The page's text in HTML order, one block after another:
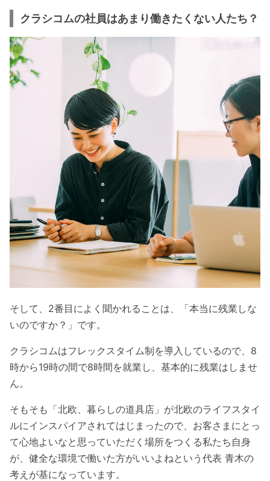
クラシコムの社員はあまり働きたくない人たち？
そして、2番目によく聞かれることは、「本当に残業しな
いのですか？」です。
クラシコムはフレックスタイム制を導入しているので、8
時から19時の間で8時間を就業し、基本的に残業はしませ
ん。
そもそも「北欧、暮らしの道具店」が北欧のライフスタイ
ルにインスパイアされてはじまったので、お客さまにとっ
て心地よいなと思っていただく場所をつくる私たち自身
が、健全な環境で働いた方がいいよねという代表 青木の
考えが基になっています。